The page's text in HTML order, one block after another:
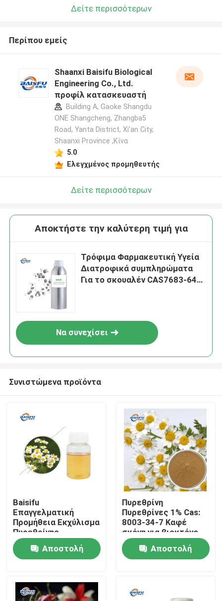
Σπίτι
Βίντεο
Δείτε περισσότερων
Περίπου εμείς
Shaanxi Baisifu Biological
Engineering Co., Ltd.
προφίλ κατασκευαστή
Building A, Gaoke Shangdu
ONE Shangcheng, Zhangba5
Road, Yanta District, Xi'an City,
Shaanxi Province ,Κίνα
5.0
Ελεγχμένος προμηθευτής
Δείτε περισσότερων
Αποκτήστε την καλύτερη τιμή για
Τρόφιμα Φαρμακευτική Υγεία
Διατροφικά συμπληρώματα
Για το σκουαλέν CAS7683-64-9
Να συνεχίσει
Συνιστώμενα προϊόντα
Baisifu
Επαγγελματική
Προμήθεια Εκχύλισμα
Πυρεθρίνης
Πυρεθρίνης
Υδατοδιαλυτές
Πυρεθρίνες 50% CAS
Υγρό για Βιοκτόνο
Αποστολή
Πυρεθρίνη
Πυρεθρίνες 1% Cas:
8003-34-7 Καφέ
σκόνη για βιοκτόνο
Αποστολή